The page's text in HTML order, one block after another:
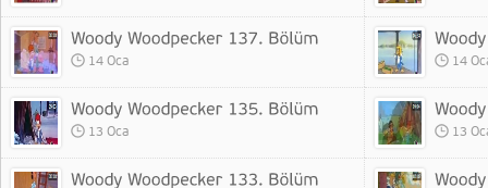
14 Oca 14
13 Oca 13